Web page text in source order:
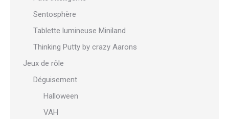
Sentosphère
Tablette lumineuse Miniland
Thinking Putty by crazy Aarons
Jeux de rôle
Déguisement
Halloween
VAH